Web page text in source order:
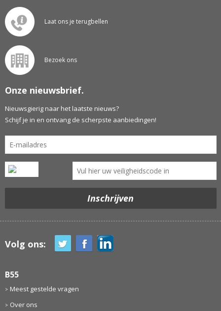
Laat ons je terugbellen
Bezoek ons
Onze nieuwsbrief.
Nieuwsgierig naar het laatste nieuws?
Schijf je in en ontvang de scherpste aanbiedingen!
Volg ons:
B55
Meest gestelde vragen
Over ons